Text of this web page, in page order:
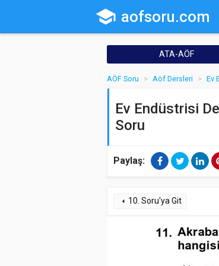
school aofsoru.com
ATA-AÖF
AÖF Soru Aöf Dersleri Ev
Ev Endüstrisi
Soru
Paylaş:
arrow_left 10. Soru'ya Git